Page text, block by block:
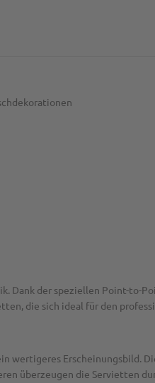
Dank der speziellen Point-to-
die sich ideal für den
wertigeres Erscheinungsbild.
überzeugen die Servietten